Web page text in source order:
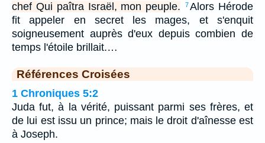
chef Qui paîtra Israël, mon peuple.
7Alors Hérode
fit appeler en secret les mages, et s'enquit
soigneusement auprès d'eux depuis combien de
temps l'étoile brillait.…
Références Croisées
1 Chroniques 5:2
Juda fut, à la vérité, puissant parmi ses frères, et
de lui est issu un prince; mais le droit d'aînesse est
à Joseph.